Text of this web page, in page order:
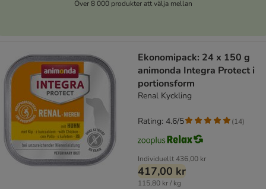
Över 8 000 produkter att välja mellan
Ekonomipack: 24 x 150 g
animonda Integra Protect i
portionsform
Renal Kyckling
Individuellt436,00 kr
417,00 kr
115,80 kr / kg
Rating: 4.6/5 (14)